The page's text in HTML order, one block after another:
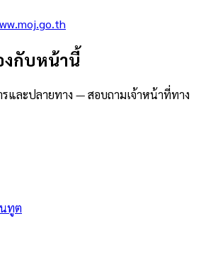
งกับหน้านี้
และปลายทาง — สอบถามเจ้าหน้าที่ทาง
ทูต